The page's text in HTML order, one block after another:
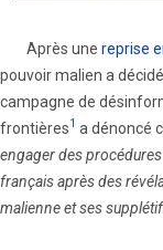
Après une reprise
pouvoir malien a
campagne de
frontières1 a dénoncé
engager des
français après des
malienne et ses